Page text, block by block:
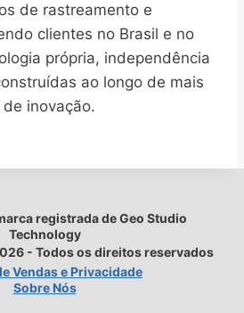
de rastreamento e
clientes no Brasil e no
própria, independência
ao longo de mais
inovação.
registrada de Geo Studio
Technology
- Todos os direitos reservados
Vendas e Privacidade
Sobre Nós